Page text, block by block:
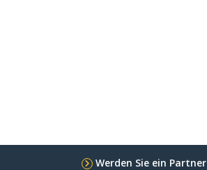
Werden Sie ein Partner